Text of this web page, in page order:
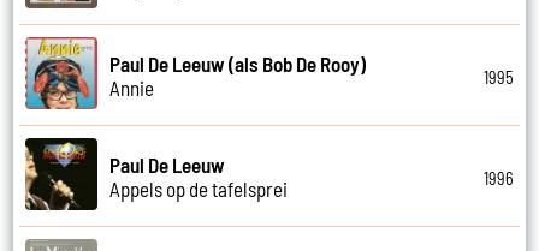
Paul De Leeuw (als Bob De Rooy)
Annie
1995
Paul De Leeuw
Appels op de tafelsprei
1996